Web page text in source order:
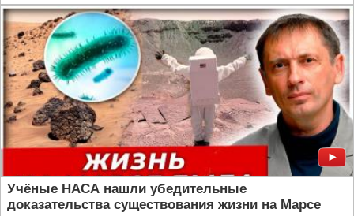
Учёные НАСА нашли убедительные
доказательства существования жизни на Марсе